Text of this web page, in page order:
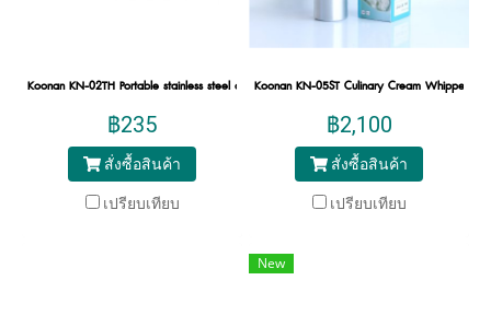
Koonan KN-02TH Portable stainless steel coffee
฿235
สั่งซื้อสินค้า
เปรียบเทียบ
Koonan KN-05ST Culinary Cream Whipper
฿2,100
สั่งซื้อสินค้า
เปรียบเทียบ
New